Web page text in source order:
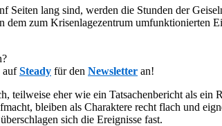
lang sind, werden die Stunden der
dem zum Krisenlagezentrum
aufSteady für den Newsletter an!
teilweise eher wie ein Tatsachenbericht als
bleiben als Charaktere recht flach und
sich die Ereignisse fast.